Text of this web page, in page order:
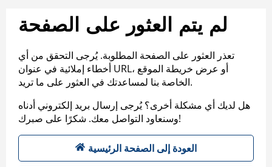
لم يتم العثور على الصفحة
تعذر العثور على الصفحة المطلوبة. يُرجى التحقق من أي
أخطاء إملائية في عنوان URL، أو عرض خريطة الموقع
الخاصة بنا لمساعدتك في العثور على ما تريد.
هل لديك أي مشكلة أخرى؟ يُرجى إرسال بريد إلكتروني أدناه
وسنعاود التواصل معك. شكرًا على صبرك!
العودة إلى الصفحة الرئيسية